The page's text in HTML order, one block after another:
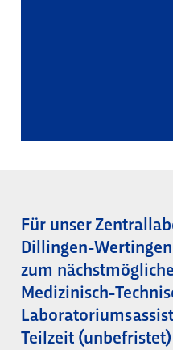
Für unser
Dillingen-
zum
Medizinisch-
Teilzeit (unbefristet)